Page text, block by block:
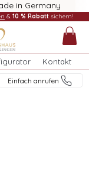
in Germany
Kontakt
Einfach anrufen
& 10 % Rabatt sichern!